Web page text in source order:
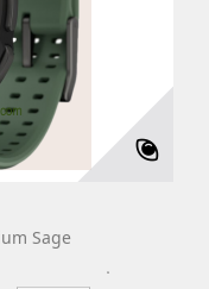
Sage